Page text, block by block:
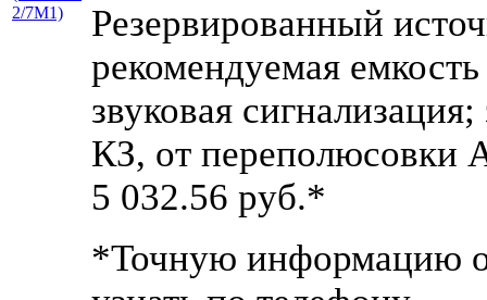
Резервированный
рекомендуемая
звуковая
КЗ, от переполюсовки
5 032.56 руб.*
*Точную информацию